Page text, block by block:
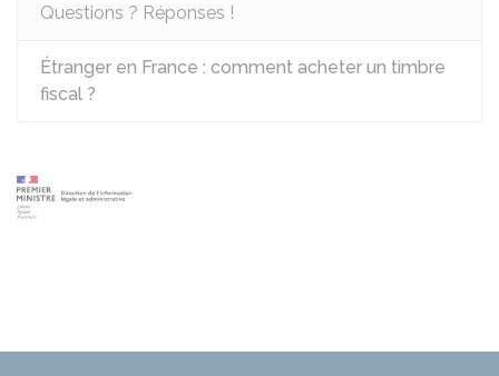
Questions ? Réponses !
Étranger en France : comment acheter un timbre
fiscal ?